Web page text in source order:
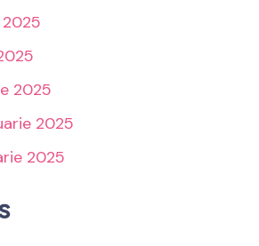
2025
2025
2025